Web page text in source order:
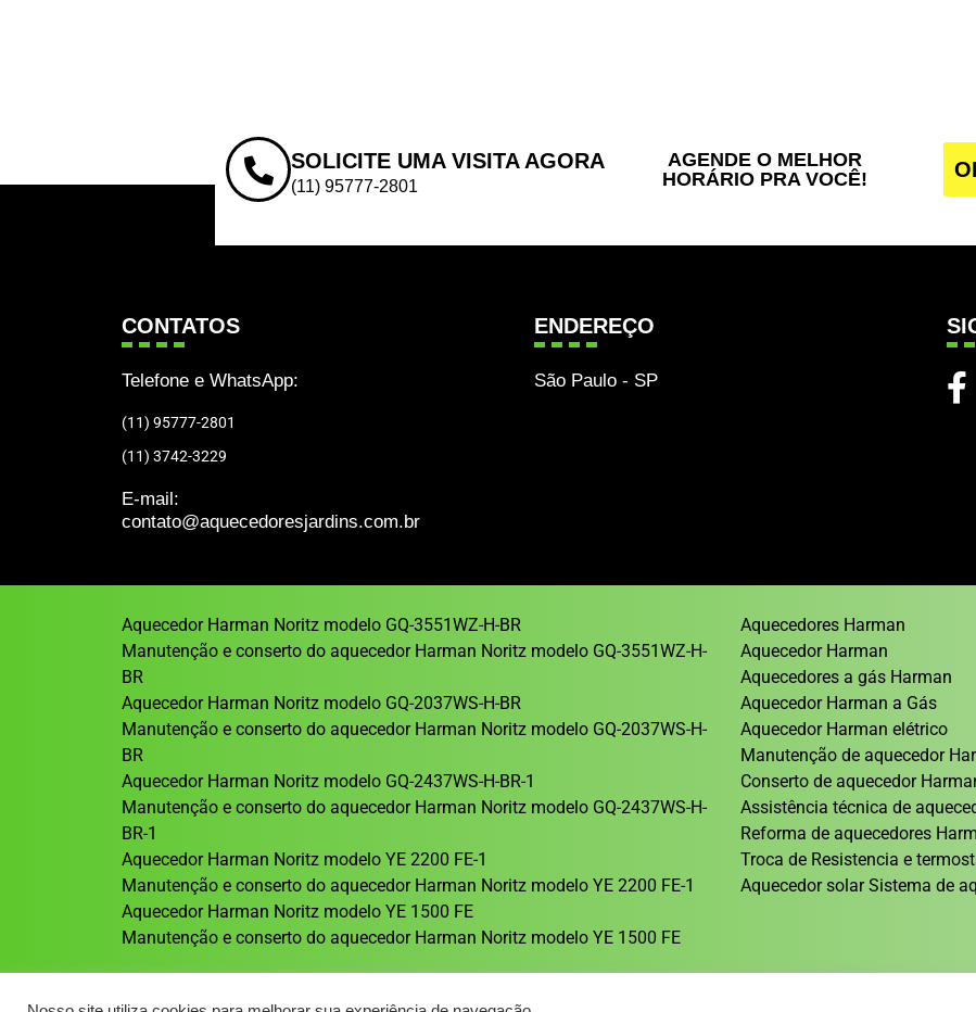
SOLICITE UMA VISITA AGORA
(11) 95777-2801
AGENDE O MELHOR
HORÁRIO PRA VOCÊ!
CONTATOS
Telefone e WhatsApp:
(11) 95777-2801
(11) 3742-3229
E-mail:
contato@aquecedoresjardins.com.br
ENDEREÇO
São Paulo - SP
Aquecedor Harman Noritz modelo GQ-3551WZ-H-BR
Manutenção e conserto do aquecedor Harman Noritz modelo GQ-3551WZ-H-
BR
Aquecedor Harman Noritz modelo GQ-2037WS-H-BR
Manutenção e conserto do aquecedor Harman Noritz modelo GQ-2037WS-H-
BR
Aquecedor Harman Noritz modelo GQ-2437WS-H-BR-1
Manutenção e conserto do aquecedor Harman Noritz modelo GQ-2437WS-H-
BR-1
Aquecedor Harman Noritz modelo YE 2200 FE-1
Manutenção e conserto do aquecedor Harman Noritz modelo YE 2200 FE-1
Aquecedor Harman Noritz modelo YE 1500 FE
Manutenção e conserto do aquecedor Harman Noritz modelo YE 1500 FE
Aquecedores Harman
Aquecedor Harman
Aquecedores a gás Harman
Aquecedor Harman a Gás
Aquecedor Harman elétrico
Manutenção de aquecedor
Conserto de aquecedor
Assistência técnica de
Reforma de aquecedores
Troca de Resistencia e
Aquecedor solar Sistema de